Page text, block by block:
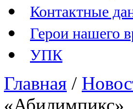
Контактные
Герои нашего
УПК
Главная /